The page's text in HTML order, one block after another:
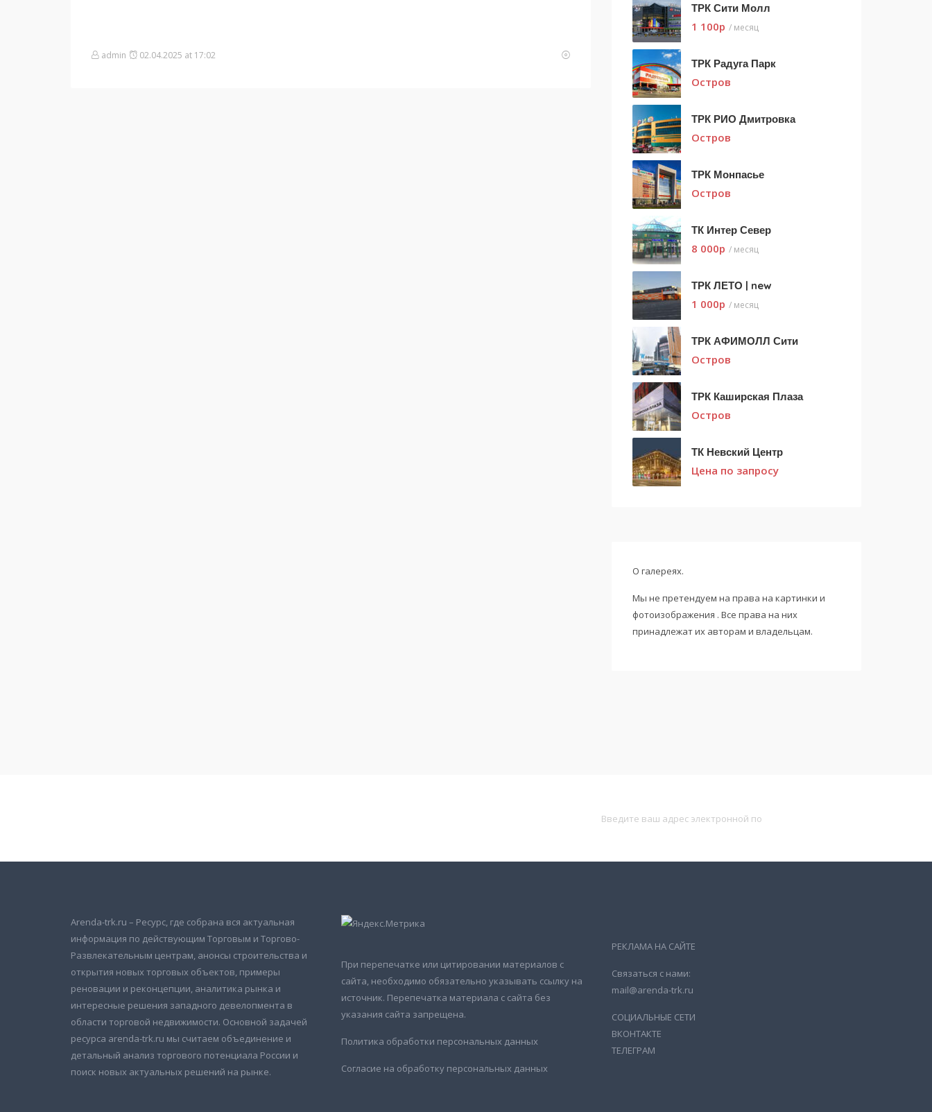
admin 02.04.2025 at 17:02
ТРК Сити Молл
1 100p / месяц
ТРК Радуга Парк
Остров
ТРК РИО Дмитровка
Остров
ТРК Монпасье
Остров
ТК Интер Север
8 000p / месяц
ТРК ЛЕТО | new
1 000p / месяц
ТРК АФИМОЛЛ Сити
Остров
ТРК Каширская Плаза
Остров
ТК Невский Центр
Цена по запросу
О галереях.
Мы не претендуем на права на картинки и
фотоизображения . Все права на них
принадлежат их авторам и владельцам.
Arenda-trk.ru – Ресурс, где собрана вся актуальная
информация по действующим Торговым и Торгово-
Развлекательным центрам, анонсы строительства и
открытия новых торговых объектов, примеры
реновации и реконцепции, аналитика рынка и
интересные решения западного девелопмента в
области торговой недвижимости. Основной задачей
ресурса arenda-trk.ru мы считаем объединение и
детальный анализ торгового потенциала России и
поиск новых актуальных решений на рынке.
При перепечатке или цитировании материалов с
сайта, необходимо обязательно указывать ссылку на
источник. Перепечатка материала с сайта без
указания сайта запрещена.
Политика обработки персональных данных
Согласие на обработку персональных данных
РЕКЛАМА НА САЙТЕ
Связаться с нами:
mail@arenda-trk.ru
СОЦИАЛЬНЫЕ СЕТИ
ВКОНТАКТЕ
ТЕЛЕГРАМ